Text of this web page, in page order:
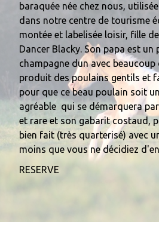
baraquée née chez nous,
dans notre centre de tourisme
montée et labelisée loisir, fille
Dancer Blacky. Son papa est un
champagne dun avec
produit des poulains gentils et
pour que ce beau poulain soit
agréable qui se démarquera
et rare et son gabarit costaud,
bien fait (très quarterisé) avec
moins que vous ne décidiez
RESERVE